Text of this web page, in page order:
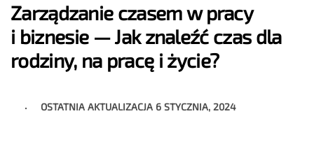
Zarządzanie czasem w pracy
i biznesie — Jak znaleźć czas dla
rodziny, na pracę i życie?
OSTATNIA AKTUALIZACJA 6 STYCZNIA, 2024